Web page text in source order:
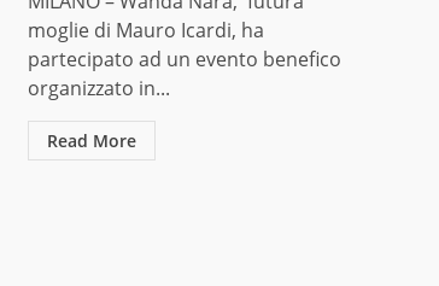
moglie di Mauro Icardi, ha
partecipato ad un evento benefico
organizzato in...
Read More